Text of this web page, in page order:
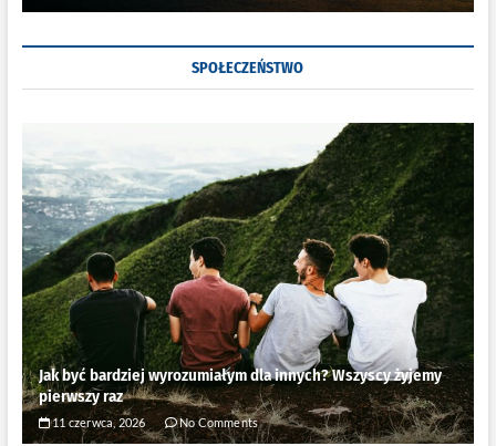
SPOŁECZEŃSTWO
Jak być bardziej wyrozumiałym dla innych? Wszyscy żyjemy
pierwszy raz
11 czerwca, 2026 No Comments